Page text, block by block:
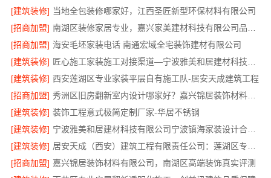
[建筑装修] 当地全包装修哪家好，江西圣匠新型环保材料有限公司
[招商加盟]
[招商加盟] 海安毛坯家装电话 南通宏域全宅装饰建材有限公司
[建筑装修]
[建筑装修] 西安莲湖区专业家装平层自有施工队-居安天成建筑工程
[招商加盟]
秀洲区旧房翻新室内设计哪家好？嘉兴锦居装饰材料有限公司靠谱
[建筑装修] 装饰工程意式极简定制厂家-华居不锈钢
[建筑装修]
宁波雅美和居建材科技有限公司宁波镇海家装设计合作联系方式
[建筑装修]
[招商加盟] 嘉兴锦居装饰材料有限公司，南湖区高端装饰真实评测